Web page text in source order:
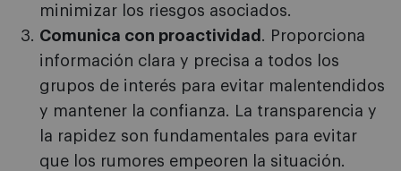
minimizar los riesgos asociados.
Comunica con proactividad . Proporciona
información clara y precisa a todos los
grupos de interés para evitar malentendidos
y mantener la confianza. La transparencia y
la rapidez son fundamentales para evitar
que los rumores empeoren la situación.